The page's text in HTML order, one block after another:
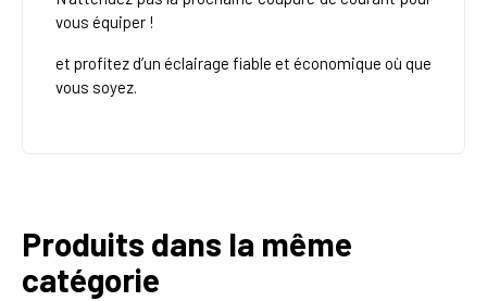
vous équiper !
et profitez d’un éclairage fiable et économique où que
vous soyez.
Produits dans la même
catégorie